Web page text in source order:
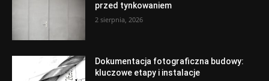
przed tynkowaniem
2 sierpnia, 2026
Dokumentacja fotograficzna budowy:
kluczowe etapy i instalacje